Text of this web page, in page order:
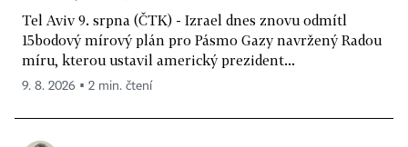
Tel Aviv 9. srpna (ČTK) - Izrael dnes znovu odmítl
15bodový mírový plán pro Pásmo Gazy navržený Radou
míru, kterou ustavil americký prezident...
9. 8. 2026 ▪ 2 min. čtení